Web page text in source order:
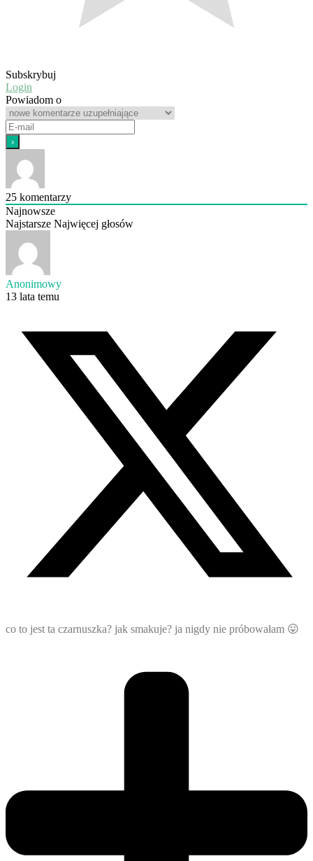
Subskrybuj
Login
Powiadom o
25 komentarzy
Najnowsze
Najstarsze Najwięcej głosów
Anonimowy
13 lata temu
co to jest ta czarnuszka? jak smakuje? ja nigdy nie próbowałam 😛